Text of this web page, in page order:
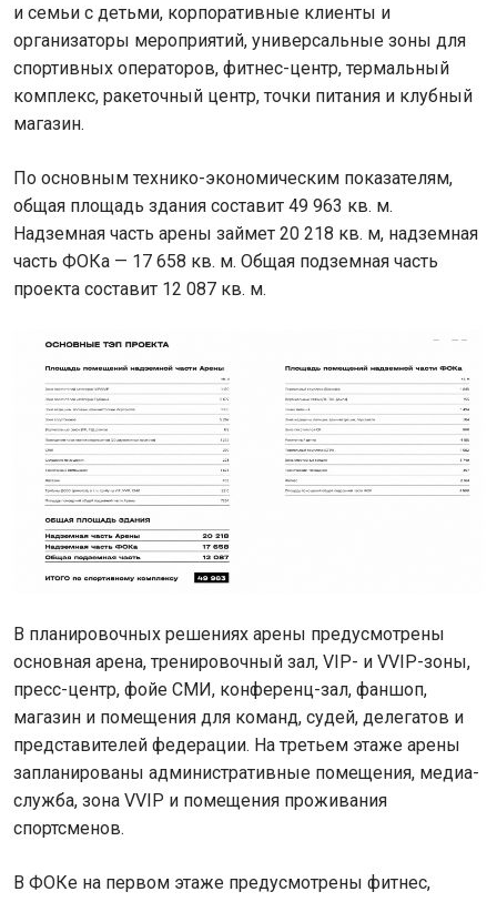
и семьи с детьми, корпоративные клиенты и
организаторы мероприятий, универсальные зоны для
спортивных операторов, фитнес-центр, термальный
комплекс, ракеточный центр, точки питания и клубный
магазин.
По основным технико-экономическим показателям,
общая площадь здания составит 49 963 кв. м.
Надземная часть арены займет 20 218 кв. м, надземная
часть ФОКа — 17 658 кв. м. Общая подземная часть
проекта составит 12 087 кв. м.
В планировочных решениях арены предусмотрены
основная арена, тренировочный зал, VIP- и VVIP-зоны,
пресс-центр, фойе СМИ, конференц-зал, фаншоп,
магазин и помещения для команд, судей, делегатов и
представителей федерации. На третьем этаже арены
запланированы административные помещения, медиа-
служба, зона VVIP и помещения проживания
спортсменов.
В ФОКе на первом этаже предусмотрены фитнес,